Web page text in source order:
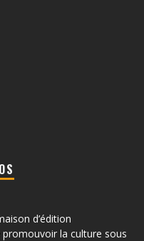
d’édition
la culture sous